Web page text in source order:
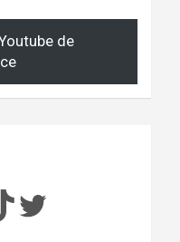
de
Twitter